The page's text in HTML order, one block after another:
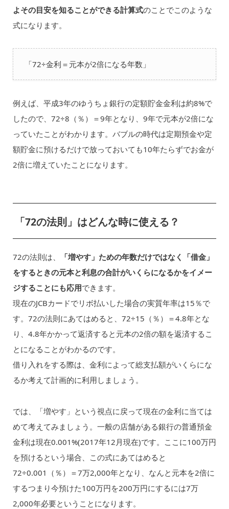
よその目安を知ることができる計算式のことでこのような
式になります。
「72÷金利＝元本が2倍になる年数」
例えば、平成3年のゆうちょ銀行の定額貯金金利は約8%で
したので、72÷8（％）＝9年となり、9年で元本が2倍にな
っていたことがわかります。バブルの時代は定期預金や定
額貯金に預けるだけで放っておいても10年たらずでお金が
2倍に増えていたことになります。
「72の法則」はどんな時に使える？
72の法則は、
「増やす」ための年数だけではなく「借金」
をするときの元本と利息の合計がいくらになるかをイメー
ジすることにも応用できます。
現在のJCBカードでリボ払いした場合の実質年率は15％で
す。72の法則にあてはめると、72÷15（％）＝4.8年とな
り、4.8年かかって返済すると元本の2倍の額を返済するこ
とになることがわかるのです。
借り入れをする際は、金利によって総支払額がいくらにな
るか考えて計画的に利用しましょう。
では、「増やす」という視点に戻って現在の金利に当ては
めて考えてみましょう。一般の店舗がある銀行の普通預金
金利は現在0.001%(2017年12月現在)です。ここに100万円
を預けるという場合、この式にあてはめると
72÷0.001（％）＝7万2,000年となり、なんと元本を2倍に
するつまり今預けた100万円を200万円にするには7万
2,000年必要ということになります。